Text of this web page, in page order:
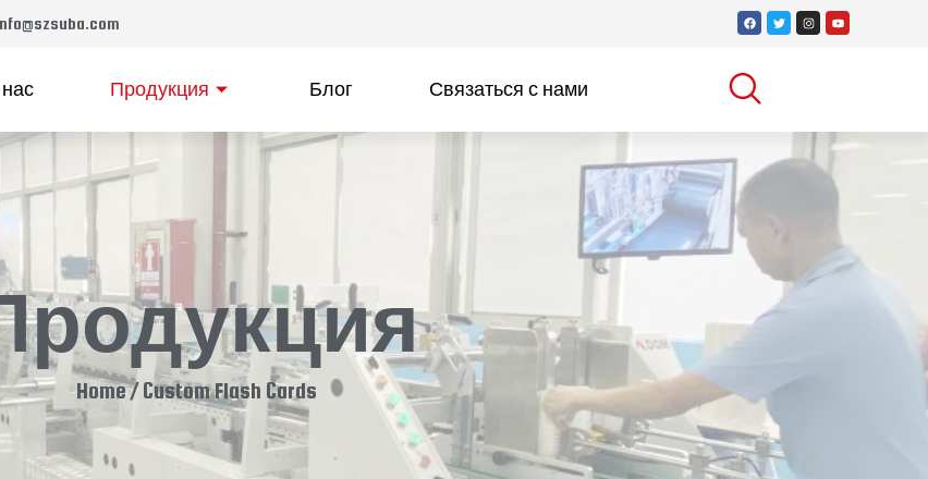
Продукция Блог Связаться с нами
Home/ Custom Flash Cards